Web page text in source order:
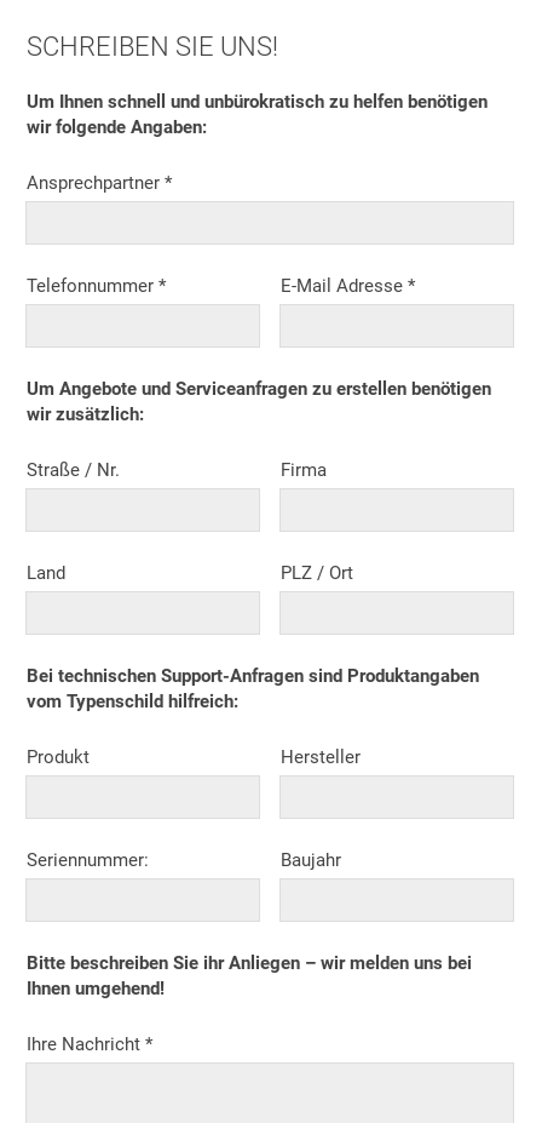
SCHREIBEN SIE UNS!
Um Ihnen schnell und unbürokratisch zu helfen benötigen
wir folgende Angaben:
Ansprechpartner *
E-Mail Adresse *
Telefonnummer *
Um Angebote und Serviceanfragen zu erstellen benötigen
wir zusätzlich:
Firma
Straße / Nr.
PLZ / Ort
Land
Bei technischen Support-Anfragen sind Produktangaben
vom Typenschild hilfreich:
Hersteller
Produkt
Baujahr
Seriennummer:
Bitte beschreiben Sie ihr Anliegen – wir melden uns bei
Ihnen umgehend!
Ihre Nachricht *